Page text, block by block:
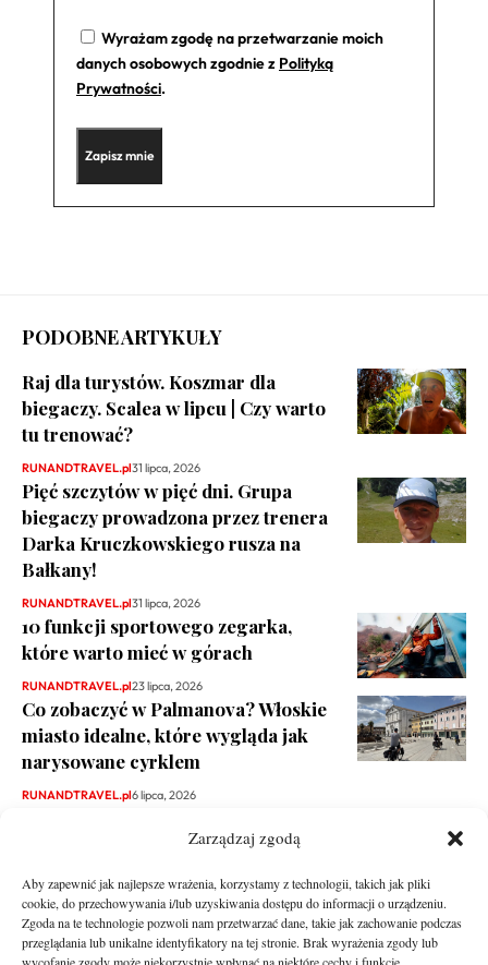
Zarządzaj zgodą
Aby zapewnić jak najlepsze wrażenia, korzystamy z technologii, takich jak pliki
cookie, do przechowywania i/lub uzyskiwania dostępu do informacji o urządzeniu.
Zgoda na te technologie pozwoli nam przetwarzać dane, takie jak zachowanie podczas
przeglądania lub unikalne identyfikatory na tej stronie. Brak wyrażenia zgody lub
Wyrażam zgodę na przetwarzanie moich
danych osobowych zgodnie z Polityką
Prywatności.
PODOBNE ARTYKUŁY
Raj dla turystów. Koszmar dla
biegaczy. Scalea w lipcu | Czy warto
tu trenować?
RUNANDTRAVEL.pl31 lipca, 2026
Pięć szczytów w pięć dni. Grupa
biegaczy prowadzona przez trenera
Darka Kruczkowskiego rusza na
Bałkany!
RUNANDTRAVEL.pl31 lipca, 2026
10 funkcji sportowego zegarka,
które warto mieć w górach
RUNANDTRAVEL.pl23 lipca, 2026
Co zobaczyć w Palmanova? Włoskie
miasto idealne, które wygląda jak
narysowane cyrklem
RUNANDTRAVEL.pl6 lipca, 2026